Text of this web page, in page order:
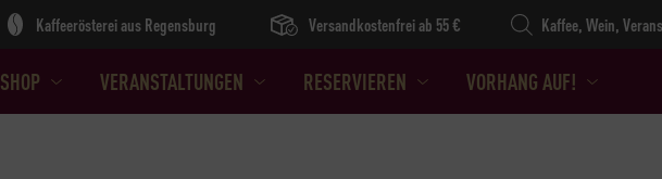
SHOP VERANSTALTUNGEN RESERVIEREN VORHANG AUF!
Kaffeerösterei aus Regensburg Versandkostenfrei ab 55 €
Products search